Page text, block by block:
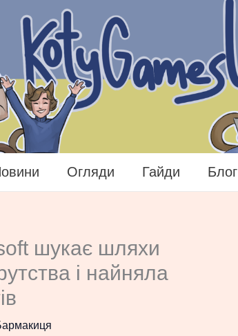
Огляди Гайди Блог
шукає шляхи
і найняла